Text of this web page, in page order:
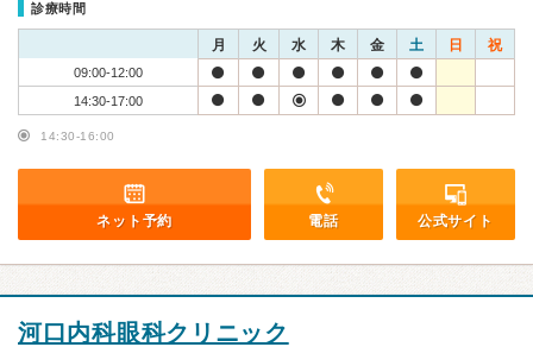
診療時間
月 火 水 木 金 土 日 祝
09:00-12:00
14:30-17:00
14:30-16:00
ネット予約 電話 公式サイト
河口内科眼科クリニック